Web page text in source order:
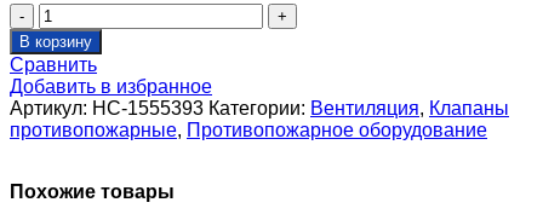
Количество
товара
Клапан
противопожарный
SHUFT
SHSD-
120-
1250_500-
В корзину
Сравнить
Добавить в избранное
Артикул: НС-1555393 Категории: Вентиляция, Клапаны
противопожарные, Противопожарное оборудование
Похожие товары